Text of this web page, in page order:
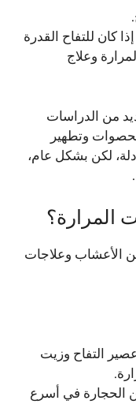
كان للتفاح القدرة
وعلاج
من الدراسات
وتطهير
لكن بشكل عام،
الأعشاب وعلاجات
التفاح وزيت
الحجارة في أسرع